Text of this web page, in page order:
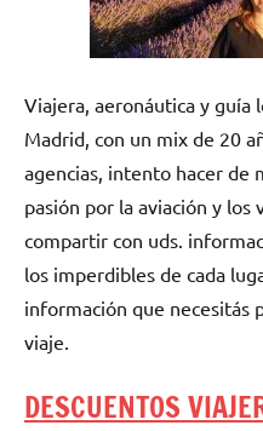
Viajera, aeronáutica y guía
Madrid, con un mix de 20
agencias, intento hacer de
pasión por la aviación y los
compartir con uds.
los imperdibles de cada
información que necesitás
viaje.
DESCUENTOS